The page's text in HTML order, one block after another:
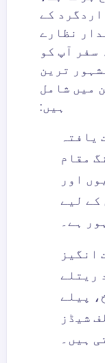
کے
نظارے
سفر آپ کو
ترین
میں شامل
ہیں:
یافتہ
مقام
اور
کے لیے
ہے۔
انگیز
ریتلے
پیلے
شیڈز
ہیں۔